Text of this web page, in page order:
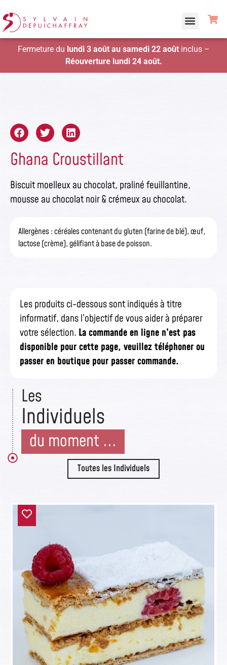
Fermeture du lundi 3 août au samedi 22 aoûtinclus –
Réouverture lundi 24 août.
Ghana Croustillant
Biscuit moelleux au chocolat, praliné feuillantine,
mousse au chocolat noir & crémeux au chocolat.
Allergènes : céréales contenant du gluten (farine de blé), œuf,
lactose (crème), gélifiant à base de poisson.
Les produits ci-dessous sont indiqués à titre
informatif, dans l’objectif de vous aider à préparer
votre sélection. La commande en ligne n’est pas
disponible pour cette page, veuillez téléphoner ou
passer en boutique pour passer commande.
Les
Individuels
du moment ...
Toutes les Individuels